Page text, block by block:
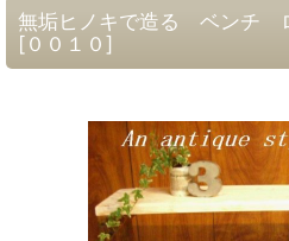
無垢ヒノキで造る ベンチ
[００１０]